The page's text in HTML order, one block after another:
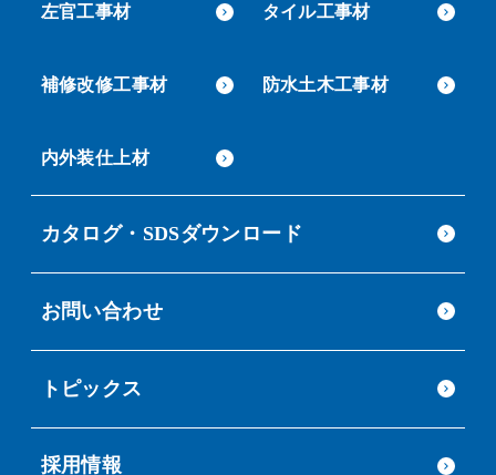
左官工事材 タイル工事材
補修改修工事材 防水土木工事材
内外装仕上材
カタログ・SDSダウンロード
お問い合わせ
トピックス
採用情報